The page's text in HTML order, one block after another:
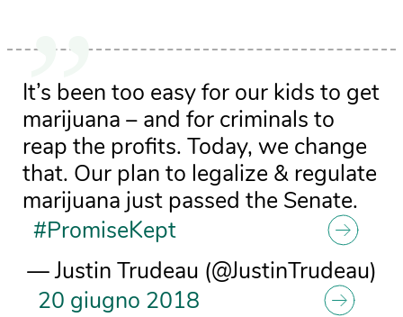
It’s been too easy for our kids to get
marijuana – and for criminals to
reap the profits. Today, we change
that. Our plan to legalize & regulate
marijuana just passed the Senate.
#PromiseKept
— Justin Trudeau (@JustinTrudeau)
20 giugno 2018